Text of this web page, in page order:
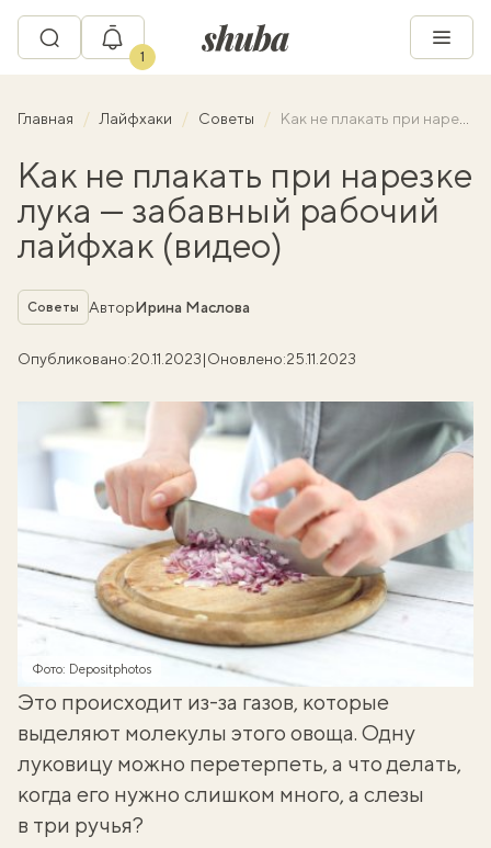
1
Главная Лайфхаки Советы Как не плакать при нарезке лука — забавный рабочий лайфхак (видео)
Как не плакать при нарезке
лука — забавный рабочий
лайфхак (видео)
Рубрика
Советы АвторИрина Маслова
Опубликовано:20.11.2023|Оновлено:25.11.2023
Фото: Depositphotos
Это происходит из-за газов, которые
выделяют молекулы этого овоща. Одну
луковицу можно перетерпеть, а что делать,
когда его нужно слишком много, а слезы
в три ручья?